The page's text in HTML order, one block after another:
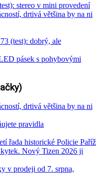
stereo v mini provedení
drtivá většina by na ni
(test): dobrý, ale
pásek s pohybovými
drtivá většina by na ni
pravidla
řada historické Policie Paříž
Nový Tizen 2026 ji
v prodeji od 7. srpna,